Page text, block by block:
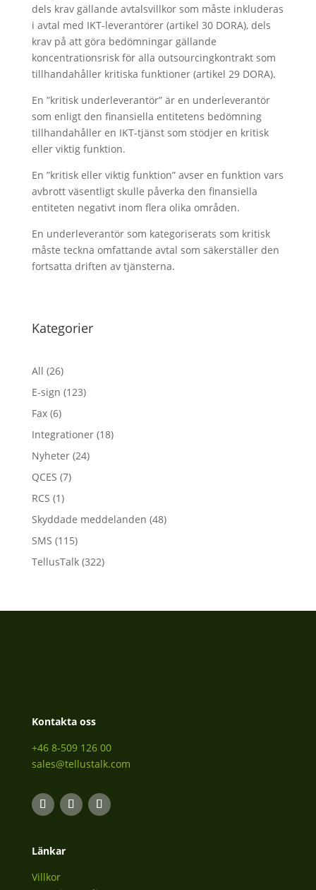
dels krav gällande avtalsvillkor som måste inkluderas
i avtal med IKT-leverantörer (artikel 30 DORA), dels
krav på att göra bedömningar gällande
koncentrationsrisk för alla outsourcingkontrakt som
tillhandahåller kritiska funktioner (artikel 29 DORA).
En ”kritisk underleverantör” är en underleverantör
som enligt den finansiella entitetens bedömning
tillhandahåller en IKT-tjänst som stödjer en kritisk
eller viktig funktion.
En ”kritisk eller viktig funktion” avser en funktion vars
avbrott väsentligt skulle påverka den finansiella
entiteten negativt inom flera olika områden.
En underleverantör som kategoriserats som kritisk
måste teckna omfattande avtal som säkerställer den
fortsatta driften av tjänsterna.
Kategorier
All (26)
E-sign (123)
Fax(6)
Integrationer(18)
Nyheter(24)
QCES (7)
RCS (1)
Skyddade meddelanden (48)
SMS (115)
TellusTalk(322)
Kontakta oss
+46 8-509 126 00
sales@tellustalk.com
Länkar
Villkor